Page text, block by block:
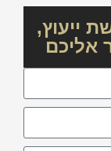
ייעוץ,
אליכם